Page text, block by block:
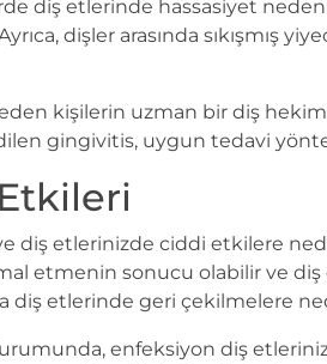
diş etlerinde hassasiyet
dişler arasında sıkışmış
kişilerin uzman bir diş
gingivitis, uygun tedavi
diş etlerinizde ciddi etkilere
etmenin sonucu olabilir ve
diş etlerinde geri çekilmelere
enfeksiyon diş